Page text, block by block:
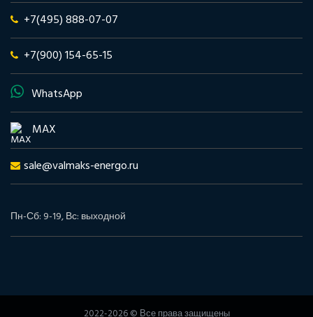
+7(495) 888-07-07
+7(900) 154-65-15
WhatsApp
MAX
sale@valmaks-energo.ru
Пн-Сб: 9-19, Вс: выходной
2022-2026 © Все права защищены